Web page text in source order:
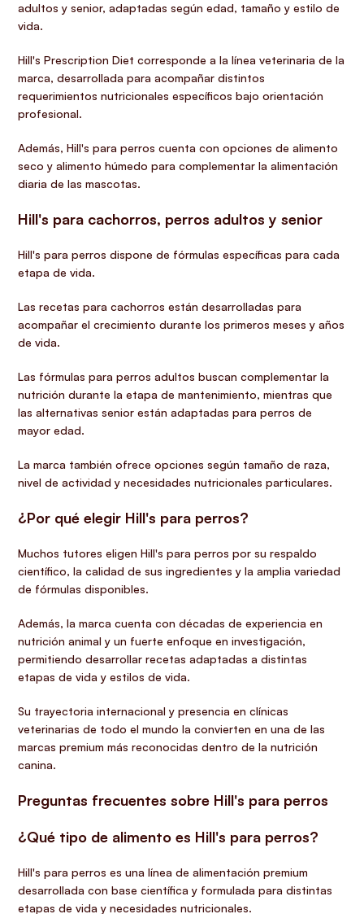
adultos y senior, adaptadas según edad, tamaño y estilo de
vida.
Hill's Prescription Diet corresponde a la línea veterinaria de la
marca, desarrollada para acompañar distintos
requerimientos nutricionales específicos bajo orientación
profesional.
Además, Hill's para perros cuenta con opciones de alimento
seco y alimento húmedo para complementar la alimentación
diaria de las mascotas.
Hill's para cachorros, perros adultos y senior
Hill's para perros dispone de fórmulas específicas para cada
etapa de vida.
Las recetas para cachorros están desarrolladas para
acompañar el crecimiento durante los primeros meses y años
de vida.
Las fórmulas para perros adultos buscan complementar la
nutrición durante la etapa de mantenimiento, mientras que
las alternativas senior están adaptadas para perros de
mayor edad.
La marca también ofrece opciones según tamaño de raza,
nivel de actividad y necesidades nutricionales particulares.
¿Por qué elegir Hill's para perros?
Muchos tutores eligen Hill's para perros por su respaldo
científico, la calidad de sus ingredientes y la amplia variedad
de fórmulas disponibles.
Además, la marca cuenta con décadas de experiencia en
nutrición animal y un fuerte enfoque en investigación,
permitiendo desarrollar recetas adaptadas a distintas
etapas de vida y estilos de vida.
Su trayectoria internacional y presencia en clínicas
veterinarias de todo el mundo la convierten en una de las
marcas premium más reconocidas dentro de la nutrición
canina.
Preguntas frecuentes sobre Hill's para perros
¿Qué tipo de alimento es Hill's para perros?
Hill's para perros es una línea de alimentación premium
desarrollada con base científica y formulada para distintas
etapas de vida y necesidades nutricionales.